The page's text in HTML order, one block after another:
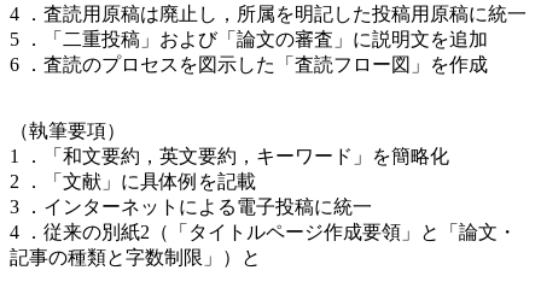
4 ．査読用原稿は廃止し，所属を明記した投稿用原稿に統一
5 ．「二重投稿」および「論文の審査」に説明文を追加
6 ．査読のプロセスを図示した「査読フロー図」を作成
（執筆要項）
1 ．「和文要約，英文要約，キーワード」を簡略化
2 ．「文献」に具体例を記載
3 ．インターネットによる電子投稿に統一
4 ．従来の別紙2（「タイトルページ作成要領」と「論文・
記事の種類と字数制限」）と